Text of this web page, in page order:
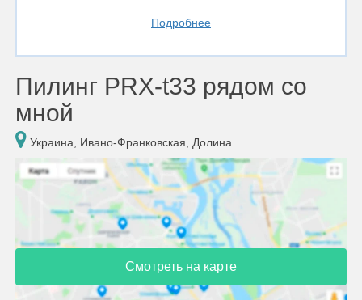
Подробнее
Пилинг PRX-t33 рядом со
мной
Украина, Ивано-Франковская, Долина
Смотреть на карте